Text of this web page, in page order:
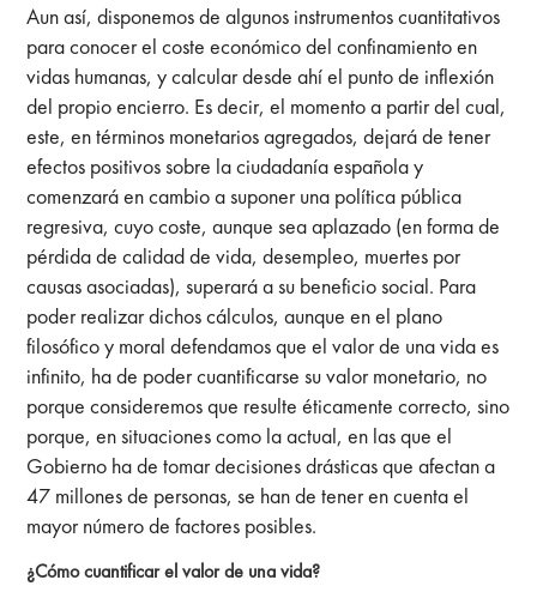
Aun así, disponemos de algunos instrumentos cuantitativos
para conocer el coste económico del confinamiento en
vidas humanas, y calcular desde ahí el punto de inflexión
del propio encierro. Es decir, el momento a partir del cual,
este, en términos monetarios agregados, dejará de tener
efectos positivos sobre la ciudadanía española y
comenzará en cambio a suponer una política pública
regresiva, cuyo coste, aunque sea aplazado (en forma de
pérdida de calidad de vida, desempleo, muertes por
causas asociadas), superará a su beneficio social. Para
poder realizar dichos cálculos, aunque en el plano
filosófico y moral defendamos que el valor de una vida es
infinito, ha de poder cuantificarse su valor monetario, no
porque consideremos que resulte éticamente correcto, sino
porque, en situaciones como la actual, en las que el
Gobierno ha de tomar decisiones drásticas que afectan a
47 millones de personas, se han de tener en cuenta el
mayor número de factores posibles.
¿Cómo cuantificar el valor de una vida?